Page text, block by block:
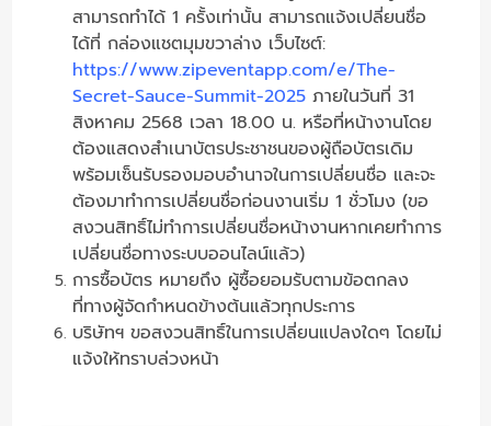
สามารถทำได้ 1 ครั้งเท่านั้น สามารถแจ้งเปลี่ยนชื่อ
ได้ที่ กล่องแชตมุมขวาล่าง เว็บไซต์:
https://www.zipeventapp.com/e/The-
Secret-Sauce-Summit-2025 ภายในวันที่ 31
สิงหาคม 2568 เวลา 18.00 น. หรือที่หน้างานโดย
ต้องแสดงสำเนาบัตรประชาชนของผู้ถือบัตรเดิม
พร้อมเซ็นรับรองมอบอำนาจในการเปลี่ยนชื่อ และจะ
ต้องมาทำการเปลี่ยนชื่อก่อนงานเริ่ม 1 ชั่วโมง (ขอ
สงวนสิทธิ์ไม่ทำการเปลี่ยนชื่อหน้างานหากเคยทำการ
เปลี่ยนชื่อทางระบบออนไลน์แล้ว)
การซื้อบัตร หมายถึง ผู้ซื้อยอมรับตามข้อตกลง
ที่ทางผู้จัดกำหนดข้างต้นแล้วทุกประการ
บริษัทฯ ขอสงวนสิทธิ์ในการเปลี่ยนแปลงใดๆ โดยไม่
แจ้งให้ทราบล่วงหน้า